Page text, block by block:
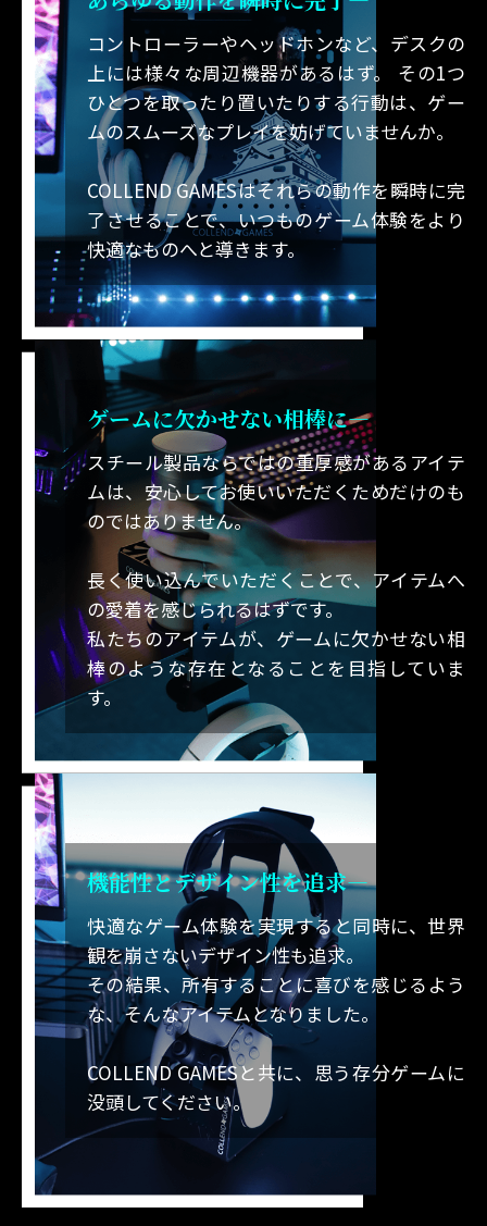
コントローラーやヘッドホンなど、デスクの
上には様々な周辺機器があるはず。 その1つ
ひとつを取ったり置いたりする行動は、ゲー
ムのスムーズなプレイを妨げていませんか。
COLLEND GAMESはそれらの動作を瞬時に完
了させることで、いつものゲーム体験をより
快適なものへと導きます。
ゲームに欠かせない相棒に―
スチール製品ならではの重厚感があるアイテ
ムは、安心してお使いいただくためだけのも
のではありません。
長く使い込んでいただくことで、アイテムへ
の愛着を感じられるはずです。
私たちのアイテムが、ゲームに欠かせない相
棒のような存在となることを目指していま
す。
機能性とデザイン性を追求―
快適なゲーム体験を実現すると同時に、世界
観を崩さないデザイン性も追求。
その結果、所有することに喜びを感じるよう
な、そんなアイテムとなりました。
COLLEND GAMESと共に、思う存分ゲームに
没頭してください。